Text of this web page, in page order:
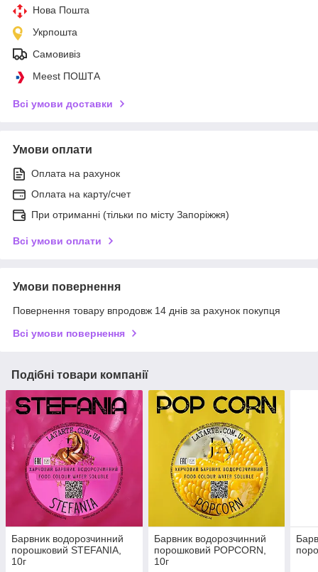
Нова Пошта
Укрпошта
Самовивіз
Meest ПОШТА
Всі умови доставки
Умови оплати
Оплата на рахунок
Оплата на карту/счет
При отриманні (тільки по місту Запоріжжя)
Всі умови оплати
Умови повернення
Повернення товару впродовж 14 днів за рахунок покупця
Всі умови повернення
Подібні товари компанії
Барвник водорозчинний
порошковий STEFANIA,
10г
Барвник водорозчинний
порошковий POPCORN,
10г